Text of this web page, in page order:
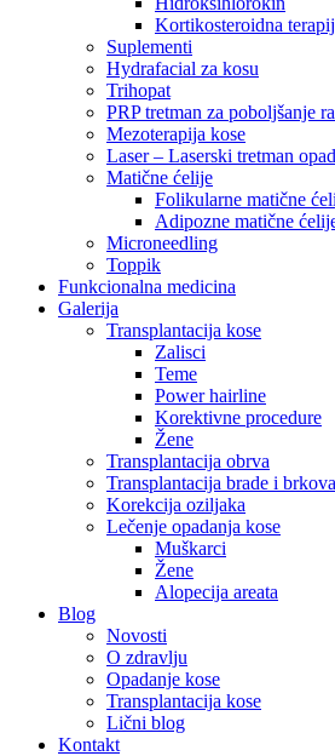
Kortikosteroidna
Suplementi
Hydrafacial za kosu
Trihopat
PRP tretman za poboljšanje
Mezoterapija kose
Laser – Laserski tretman
Matične ćelije
Folikularne matične
Adipozne matične
Microneedling
Toppik
Funkcionalna medicina
Galerija
Transplantacija kose
Zalisci
Teme
Power hairline
Korektivne procedure
Žene
Transplantacija obrva
Transplantacija brade i brkova
Korekcija oziljaka
Lečenje opadanja kose
Muškarci
Žene
Alopecija areata
Blog
Novosti
O zdravlju
Opadanje kose
Transplantacija kose
Lični blog
Kontakt